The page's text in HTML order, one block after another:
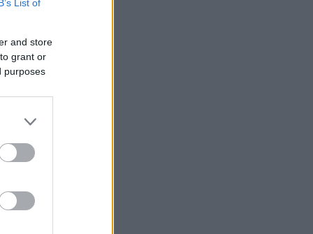
List of
and store
grant or
purposes